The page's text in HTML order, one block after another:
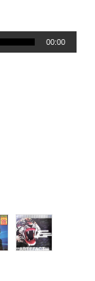
00:00